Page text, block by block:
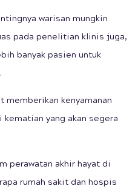
warisan mungkin
pada penelitian klinis juga,
banyak pasien untuk
memberikan kenyamanan
yang akan segera
perawatan akhir hayat di
rumah sakit dan hospis